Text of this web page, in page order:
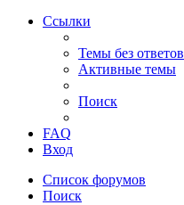
Ссылки
Темы без ответов
Активные темы
Поиск
FAQ
Вход
Список форумов
Поиск